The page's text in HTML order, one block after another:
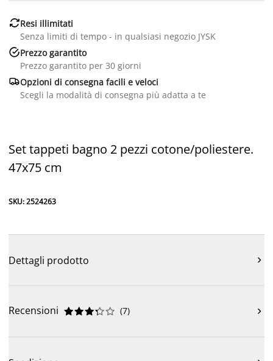
Resi illimitati
Senza limiti di tempo - in qualsiasi negozio JYSK
Prezzo garantito
Prezzo garantito per 30 giorni
Opzioni di consegna facili e veloci
Scegli la modalità di consegna più adatta a te
Set tappeti bagno 2 pezzi cotone/poliestere.
47x75 cm
SKU: 2524263
Dettagli prodotto 
Recensioni 




 (7) 